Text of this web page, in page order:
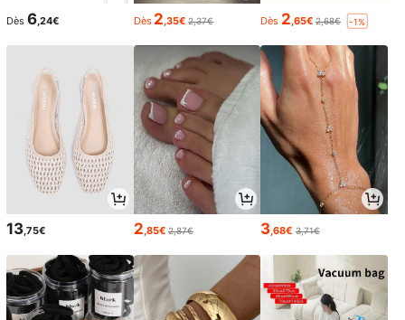
Dès 6,24€ Dès 2 ,35€ 2,37€ Dès 2 ,65€ 2,68€ -1%
13,75€ 2,85€ 2,87€ 3,68€ 3,71€